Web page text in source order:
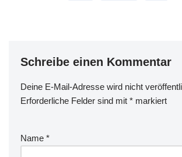
Schreibe einen Kommentar
Deine E-Mail-Adresse wird nicht
Erforderliche Felder sind mit * markiert
Name *